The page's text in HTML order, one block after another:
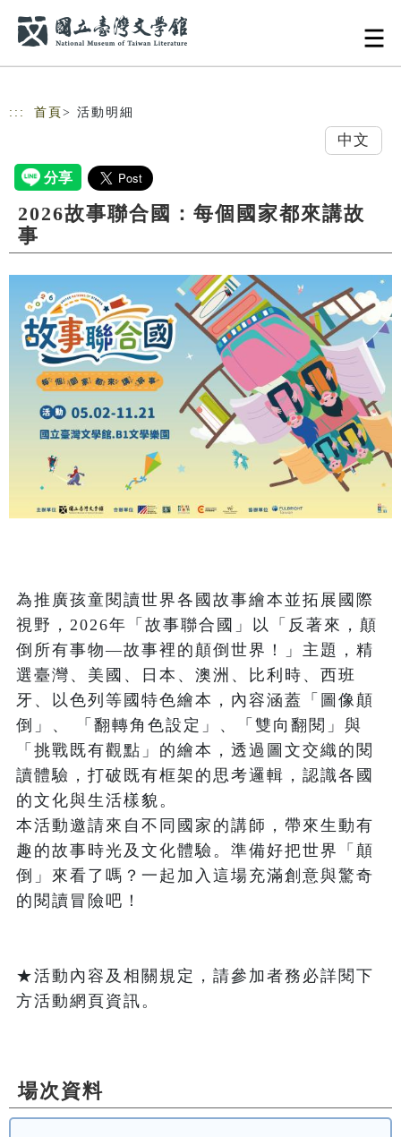
::: 首頁 > 活動明細
中文
2026故事聯合國：每個國家都來講故
事
為推廣孩童閱讀世界各國故事繪本並拓展國際
視野，2026年「故事聯合國」以「反著來，顛
倒所有事物—故事裡的顛倒世界！」主題，精
選臺灣、美國、日本、澳洲、比利時、西班
牙、以色列等國特色繪本，內容涵蓋「圖像顛
倒」、 「翻轉角色設定」、「雙向翻閱」與
「挑戰既有觀點」的繪本，透過圖文交織的閱
讀體驗，打破既有框架的思考邏輯，認識各國
的文化與生活樣貌。
本活動邀請來自不同國家的講師，帶來生動有
趣的故事時光及文化體驗。準備好把世界「顛
倒」來看了嗎？一起加入這場充滿創意與驚奇
的閱讀冒險吧！
★活動內容及相關規定，請參加者務必詳閱下
方活動網頁資訊。
場次資料